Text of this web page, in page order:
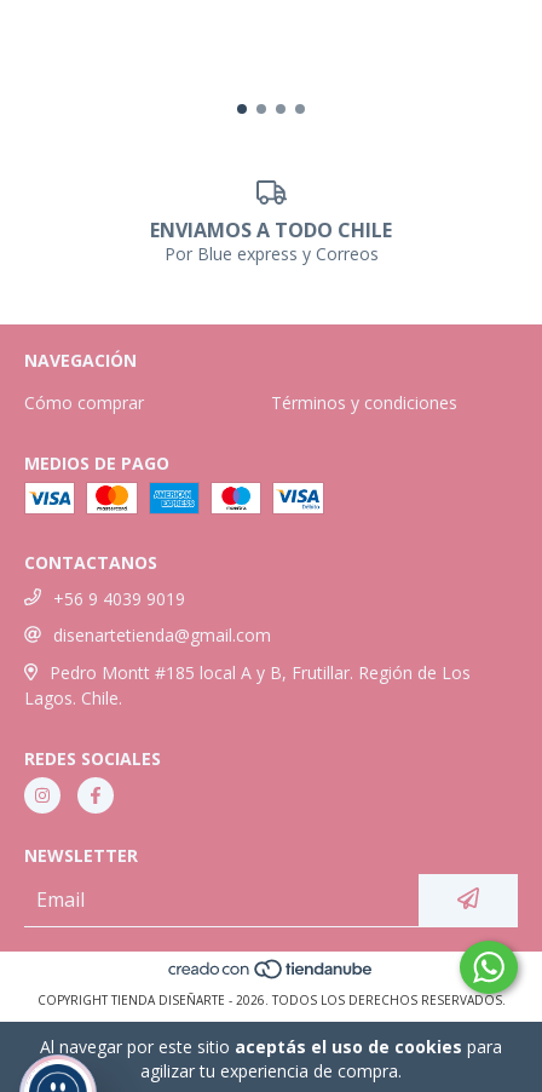
Al navegar por este sitio aceptás el uso de cookies para
agilizar tu experiencia de compra.
ENVIAMOS A TODO CHILE
Por Blue express y Correos
NAVEGACIÓN
Cómo comprar
Términos y condiciones
MEDIOS DE PAGO
CONTACTANOS
+56 9 4039 9019
disenartetienda@gmail.com
Pedro Montt #185 local A y B, Frutillar. Región de Los
Lagos. Chile.
REDES SOCIALES
NEWSLETTER
COPYRIGHT TIENDA DISEÑARTE - 2026. TODOS LOS DERECHOS RESERVADOS.